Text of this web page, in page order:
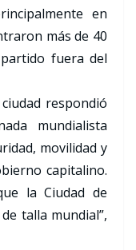
en
más de 40
fuera del
respondió
mundialista
movilidad y
capitalino.
la Ciudad de
talla mundial”,